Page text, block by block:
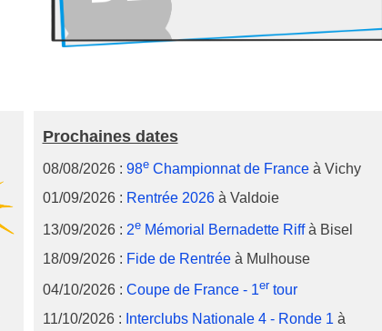
Prochaines dates
08/08/2026 : 98eChampionnat de Franceà Vichy
01/09/2026 : Rentrée 2026à Valdoie
13/09/2026 : 2eMémorial Bernadette Riffà Bisel
18/09/2026 : Fide de Rentréeà Mulhouse
04/10/2026 : Coupe de France - 1er tour
11/10/2026 : Interclubs Nationale 4 - Ronde 1 à